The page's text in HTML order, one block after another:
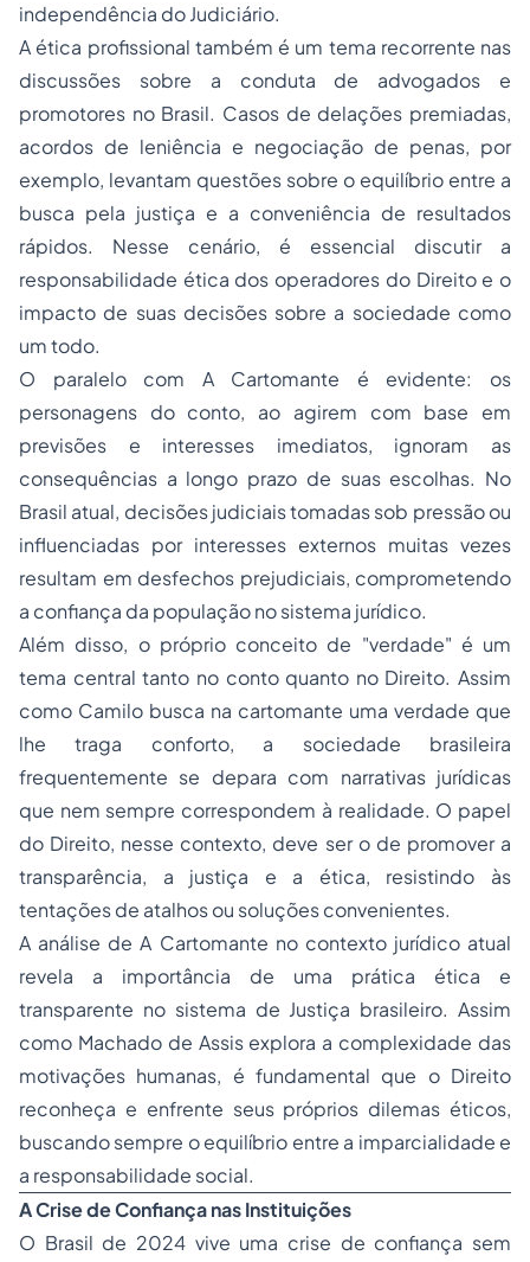
independência do Judiciário.
A ética profissional também é um tema recorrente nas
discussões sobre a conduta de advogados e
promotores no Brasil. Casos de delações premiadas,
acordos de leniência e negociação de penas, por
exemplo, levantam questões sobre o equilíbrio entre a
busca pela justiça e a conveniência de resultados
rápidos. Nesse cenário, é essencial discutir a
responsabilidade ética dos operadores do Direito e o
impacto de suas decisões sobre a sociedade como
um todo.
O paralelo com A Cartomante é evidente: os
personagens do conto, ao agirem com base em
previsões e interesses imediatos, ignoram as
consequências a longo prazo de suas escolhas. No
Brasil atual, decisões judiciais tomadas sob pressão ou
influenciadas por interesses externos muitas vezes
resultam em desfechos prejudiciais, comprometendo
a confiança da população no sistema jurídico.
Além disso, o próprio conceito de "verdade" é um
tema central tanto no conto quanto no Direito. Assim
como Camilo busca na cartomante uma verdade que
lhe traga conforto, a sociedade brasileira
frequentemente se depara com narrativas jurídicas
que nem sempre correspondem à realidade. O papel
do Direito, nesse contexto, deve ser o de promover a
transparência, a justiça e a ética, resistindo às
tentações de atalhos ou soluções convenientes.
A análise deA Cartomante no contexto jurídico atual
revela a importância de uma prática ética e
transparente no sistema de Justiça brasileiro. Assim
como Machado de Assis explora a complexidade das
motivações humanas, é fundamental que o Direito
reconheça e enfrente seus próprios dilemas éticos,
buscando sempre o equilíbrio entre a imparcialidade e
a responsabilidade social.
A Crise de Confiança nas Instituições
O Brasil de 2024 vive uma crise de confiança sem